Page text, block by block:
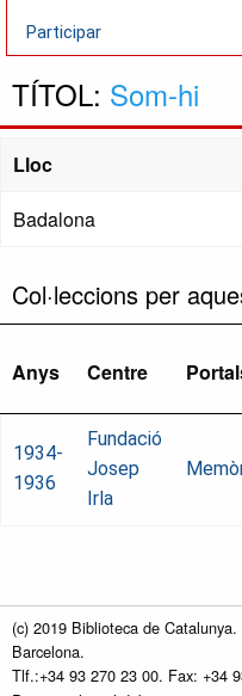
Participar
TÍTOL: Som-hi
Lloc
Badalona
Col·leccions per
Anys Centre
1934-
1936
Fundació
Josep
Irla
(c) 2019 Biblioteca de
Barcelona.
Tlf.:+34 93 270 23 00. Fax: +34